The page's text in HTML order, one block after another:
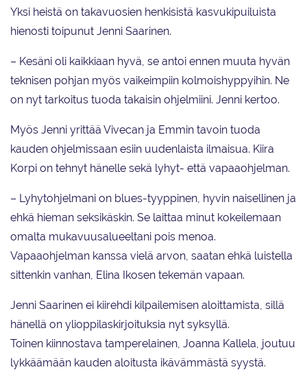
Yksi heistä on takavuosien henkisistä kasvukipuiluista
hienosti toipunut Jenni Saarinen.
– Kesäni oli kaikkiaan hyvä, se antoi ennen muuta hyvän
teknisen pohjan myös vaikeimpiin kolmoishyppyihin. Ne
on nyt tarkoitus tuoda takaisin ohjelmiini. Jenni kertoo.
Myös Jenni yrittää Vivecan ja Emmin tavoin tuoda
kauden ohjelmissaan esiin uudenlaista ilmaisua. Kiira
Korpi on tehnyt hänelle sekä lyhyt- että vapaaohjelman.
– Lyhytohjelmani on blues-tyyppinen, hyvin naisellinen ja
ehkä hieman seksikäskin. Se laittaa minut kokeilemaan
omalta mukavuusalueeltani pois menoa.
Vapaaohjelman kanssa vielä arvon, saatan ehkä luistella
sittenkin vanhan, Elina Ikosen tekemän vapaan.
Jenni Saarinen ei kiirehdi kilpailemisen aloittamista, sillä
hänellä on ylioppilaskirjoituksia nyt syksyllä.
Toinen kiinnostava tamperelainen, Joanna Kallela, joutuu
lykkäämään kauden aloitusta ikävämmästä syystä.